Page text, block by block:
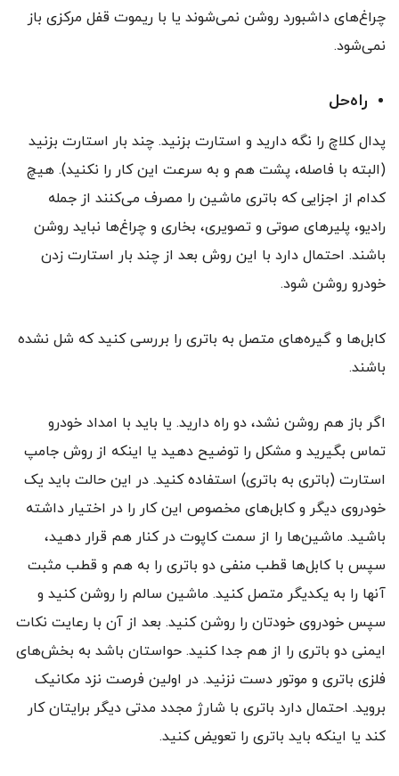
چراغ‌های داشبورد روشن نمی‌شوند یا با ریموت قفل مرکزی باز
نمی‌شود.
راه‌حل
پدال کلاچ را نگه دارید و استارت بزنید. چند بار استارت بزنید
(البته با فاصله، پشت هم و به سرعت این کار را نکنید). هیچ
کدام از اجزایی که باتری ماشین را مصرف می‌کنند از جمله
رادیو، پلیرهای صوتی و تصویری، بخاری و چراغ‌ها نباید روشن
باشند. احتمال دارد با این روش بعد از چند بار استارت زدن
خودرو روشن شود.
کابل‌ها و گیره‌های متصل به باتری را بررسی کنید که شل نشده
باشند.
اگر باز هم روشن نشد، دو راه دارید. یا باید با امداد خودرو
تماس بگیرید و مشکل را توضیح دهید یا اینکه از روش جامپ
استارت (باتری به باتری) استفاده کنید. در این حالت باید یک
خودروی دیگر و کابل‌های مخصوص این کار را در اختیار داشته
باشید. ماشین‌ها را از سمت کاپوت در کنار هم قرار دهید،
سپس با کابل‌ها قطب منفی دو باتری را به هم و قطب مثبت
آنها را به یکدیگر متصل کنید. ماشین سالم را روشن کنید و
سپس خودروی خودتان را روشن کنید. بعد از آن با رعایت نکات
ایمنی دو باتری را از هم جدا کنید. حواستان باشد به بخش‌های
فلزی باتری و موتور دست نزنید. در اولین فرصت نزد مکانیک
بروید. احتمال دارد باتری با شارژ مجدد مدتی دیگر برایتان کار
کند یا اینکه باید باتری را تعویض کنید.